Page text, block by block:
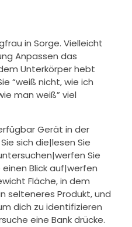
in Sorge. Vielleicht
Anpassen das
Unterkörper hebt
“weiß nicht, wie ich
man weiß” viel
Gerät in der
sich die|lesen Sie
Sie
Blick auf|werfen
Fläche, in dem
selteneres Produkt, und
dich zu identifizieren
eine Bank drücke.